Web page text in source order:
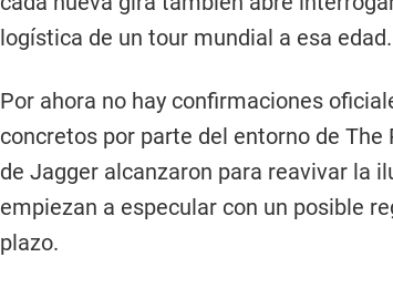
logística de un tour mundial a esa edad.
Por ahora no hay confirmaciones
concretos por parte del entorno de The
de Jagger alcanzaron para reavivar la
empiezan a especular con un posible
plazo.